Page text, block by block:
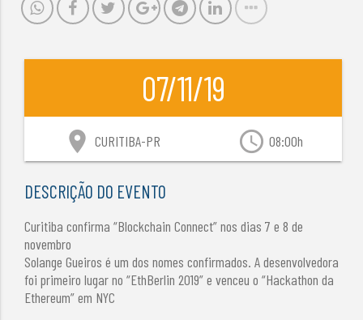
07/11/19
access_time 08:00h
location_on CURITIBA-PR
DESCRIÇÃO DO EVENTO
Curitiba confirma “Blockchain Connect” nos dias 7 e 8 de
novembro
Solange Gueiros é um dos nomes confirmados. A desenvolvedora
foi primeiro lugar no “EthBerlin 2019” e venceu o “Hackathon da
Ethereum” em NYC